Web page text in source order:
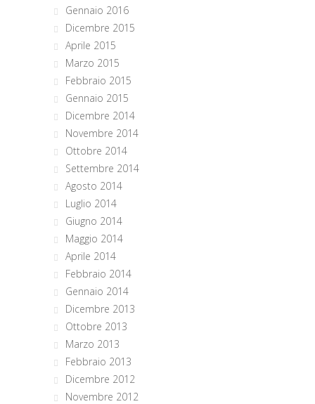
Gennaio 2016
Dicembre 2015
Aprile 2015
Marzo 2015
Febbraio 2015
Gennaio 2015
Dicembre 2014
Novembre 2014
Ottobre 2014
Settembre 2014
Agosto 2014
Luglio 2014
Giugno 2014
Maggio 2014
Aprile 2014
Febbraio 2014
Gennaio 2014
Dicembre 2013
Ottobre 2013
Marzo 2013
Febbraio 2013
Dicembre 2012
Novembre 2012